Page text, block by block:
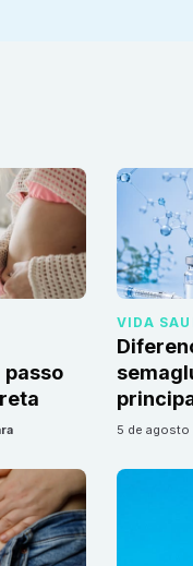
passo
VIDA
5 de